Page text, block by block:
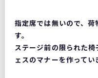
指定席では無いので、
す。
ステージ前の限られた
ェスのマナーを作ってい